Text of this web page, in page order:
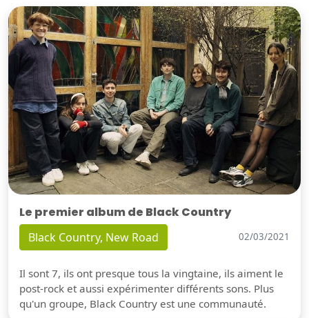
Le premier album de Black Country
Black Country, New Road 02/03/2021
Il sont 7, ils ont presque tous la vingtaine, ils aiment le
post-rock et aussi expérimenter différents sons. Plus
qu'un groupe, Black Country est une communauté.